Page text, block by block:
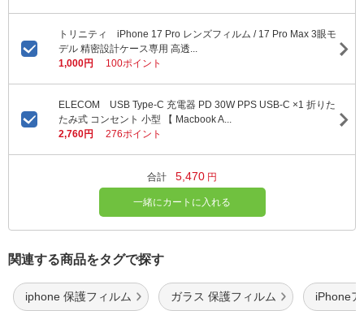
トリニティ iPhone 17 Pro レンズフィルム / 17 Pro Max 3眼モ
デル 精密設計ケース専用 高透...
1,000円
100ポイント
ELECOM USB Type-C 充電器 PD 30W PPS USB-C ×1 折りた
たみ式 コンセント 小型 【 Macbook A...
2,760円
276ポイント
合計 5,470 円
一緒にカートに入れる
関連する商品をタグで探す
iphone 保護フィルム ガラス 保護フィルム iPhone